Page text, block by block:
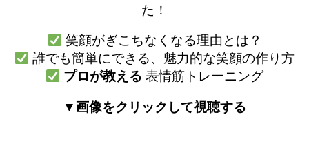
た！
笑顔がぎこちなくなる理由とは？
誰でも簡単にできる、魅力的な笑顔の作り方
プロが教える 表情筋トレーニング
▼画像をクリックして視聴する